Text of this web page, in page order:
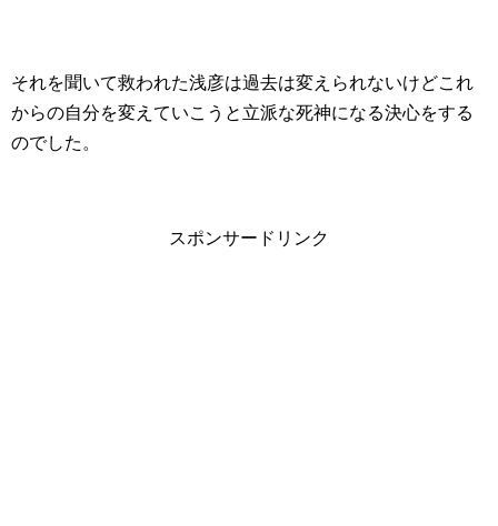
それを聞いて救われた浅彦は過去は変えられないけどこれ
からの自分を変えていこうと立派な死神になる決心をする
のでした。
スポンサードリンク